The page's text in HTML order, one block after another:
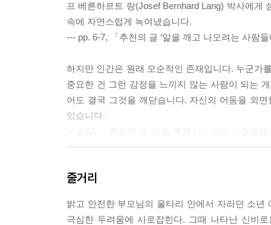
프 베른하르트 랑(Josef Bernhard Lang) 박사에
속에 자연스럽게 녹여냈습니다.
--- pp. 6-7, 「추천의 글 ‘알을 깨고 나오려는 사람들
하지만 인간은 원래 모순적인 존재입니다. 누군가
중요한 건 그런 감정을 느끼지 않는 사람이 되는
어도 결국 그것을 깨닫습니다. 자신의 어둠을 외
있습니다.
스스로 만든 두려움이 알의 껍데기일 수 있습니다
--- p.28, 「추천의 글 ‘알을 깨고 나오려는 사람들에
줄거리
밝고 안전한 부모님의 울타리 안에서 자라던 소
극심한 두려움에 사로잡힌다. 그때 나타난 신비